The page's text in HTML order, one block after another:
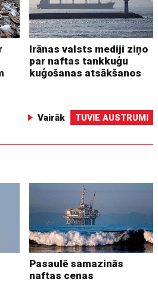
Irānas valsts mediji ziņo
par naftas tankkuģu
kuģošanas atsākšanos
Vairāk TUVIE AUSTRUMI
Pasaulē samazinās
naftas cenas